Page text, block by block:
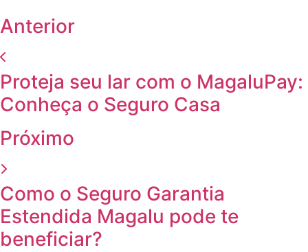
Anterior
Proteja seu lar com o MagaluPay:
Conheça o Seguro Casa
Próximo
Como o Seguro Garantia
Estendida Magalu pode te
beneficiar?